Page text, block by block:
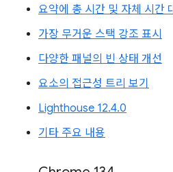
요약에 총 시간 및 자체 시간
가장 무거운 스택 강조 표시
다양한 패널의 빈 상태 개선
요소의 접근성 트리 보기
Lighthouse 12.4.0
기타 주요 내용